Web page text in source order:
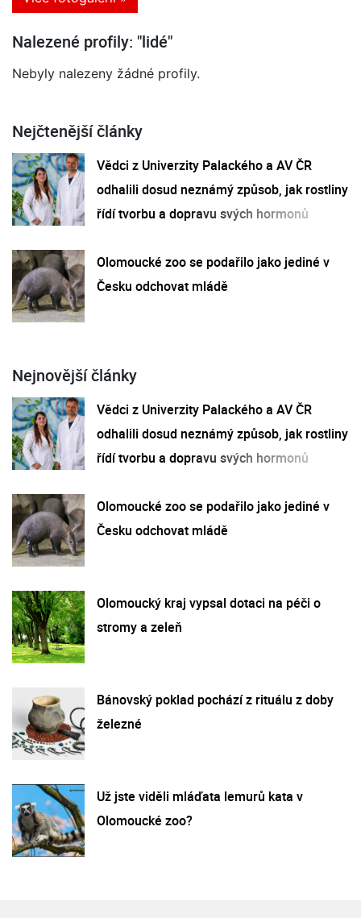
Nalezené profily: "lidé"
Nebyly nalezeny žádné profily.
Nejčtenější články
Vědci z Univerzity Palackého a AV ČR
odhalili dosud neznámý způsob, jak rostliny
řídí tvorbu a dopravu svých hormonů
Olomoucké zoo se podařilo jako jediné v
Česku odchovat mládě
Nejnovější články
Vědci z Univerzity Palackého a AV ČR
odhalili dosud neznámý způsob, jak rostliny
řídí tvorbu a dopravu svých hormonů
Olomoucké zoo se podařilo jako jediné v
Česku odchovat mládě
Olomoucký kraj vypsal dotaci na péči o
stromy a zeleň
Bánovský poklad pochází z rituálu z doby
železné
Už jste viděli mláďata lemurů kata v
Olomoucké zoo?